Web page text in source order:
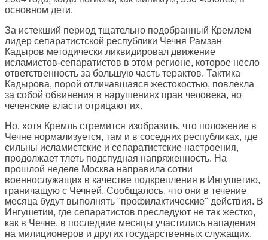
основном дети.
За истекший период тщательно подобранный Кремлем
лидер сепаратистской республики Чечня Рамзан
Кадыров методически ликвидировал движение
исламистов-сепаратистов в этом регионе, которое несло
ответственность за большую часть терактов. Тактика
Кадырова, порой отличавшаяся жестокостью, повлекла
за собой обвинения в нарушениях прав человека, но
чеченские власти отрицают их.
Но, хотя Кремль стремится изобразить, что положение в
Чечне нормализуется, там и в соседних республиках, где
сильны исламистские и сепаратистские настроения,
продолжает тлеть подспудная напряженность. На
прошлой неделе Москва направила сотни
военнослужащих в качестве подкрепления в Ингушетию,
граничащую с Чечней. Сообщалось, что они в течение
месяца будут выполнять "профилактические" действия. В
Ингушетии, где сепаратистов преследуют не так жестко,
как в Чечне, в последние месяцы участились нападения
на милиционеров и других государственных служащих.